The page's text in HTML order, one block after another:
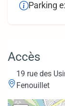
Parking
Accès
19 rue des
Fenouillet